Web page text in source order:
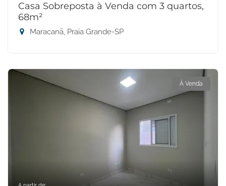
Casa Sobreposta à Venda com 3 quartos,
68m²
Maracanã, Praia Grande-SP
À Venda